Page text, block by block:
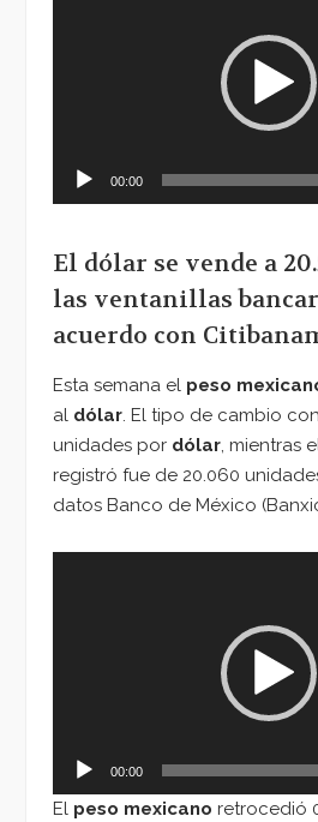
00:00
El dólar se vende a
las ventanillas
acuerdo con
Esta semana el peso
al dólar. El tipo de cambio
unidades por dólar, mientras
registró fue de 20.060
datos Banco de México
00:00
El peso mexicano retrocedió